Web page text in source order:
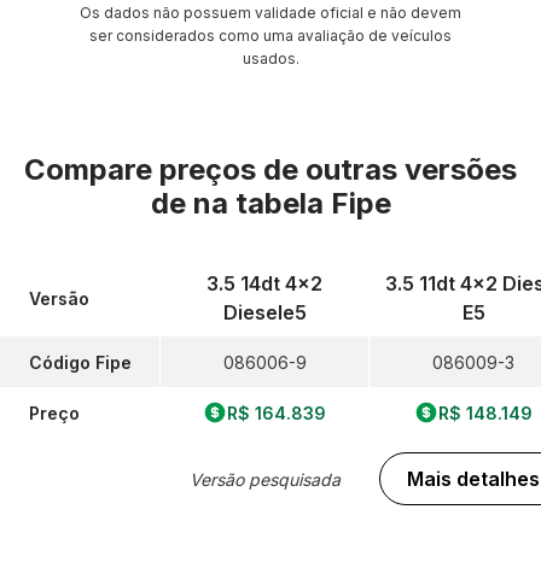
Os dados não possuem validade oficial e não devem
ser considerados como uma avaliação de veículos
usados.
Compare preços de outras versões
de na tabela Fipe
Versão
Código Fipe
Preço
3.5 14dt 4x2
Diesele5
086006-9
R$ 164.839
Versão pesquisada
3.5 11dt 4x2
E5
086009-3
R$ 148.149
Mais detalhes